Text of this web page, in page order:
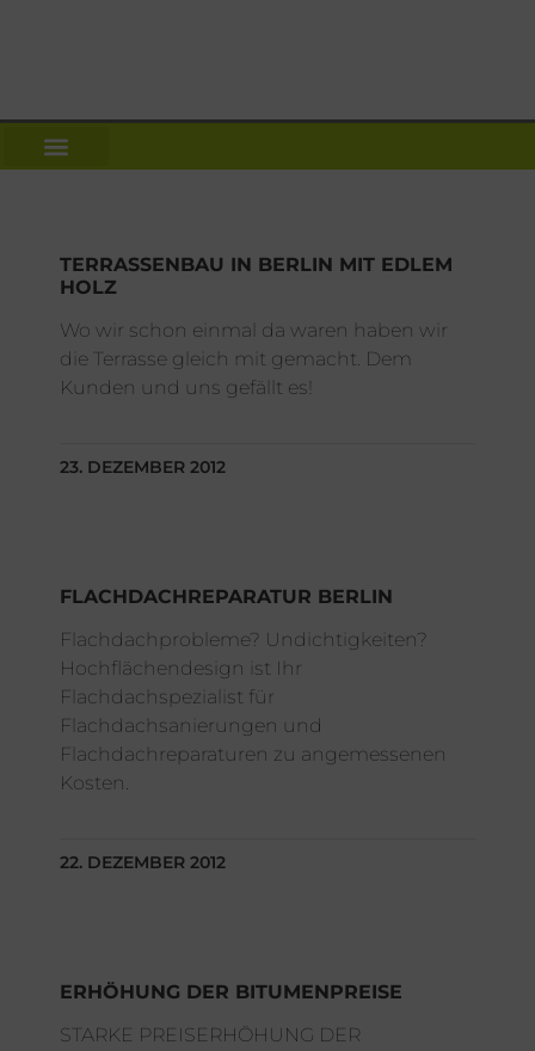
TERRASSENBAU IN BERLIN MIT EDLEM
HOLZ
Wo wir schon einmal da waren haben wir
die Terrasse gleich mit gemacht. Dem
Kunden und uns gefällt es!
23. DEZEMBER 2012
FLACHDACHREPARATUR BERLIN
Flachdachprobleme? Undichtigkeiten?
Hochflächendesign ist Ihr
Flachdachspezialist für
Flachdachsanierungen und
Flachdachreparaturen zu angemessenen
Kosten.
22. DEZEMBER 2012
ERHÖHUNG DER BITUMENPREISE
STARKE PREISERHÖHUNG DER